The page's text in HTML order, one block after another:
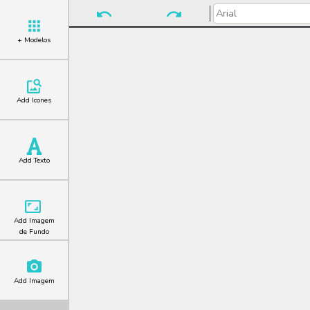
+ Modelos
Add Icones
Add Texto
Add Imagem
de Fundo
Add Imagem